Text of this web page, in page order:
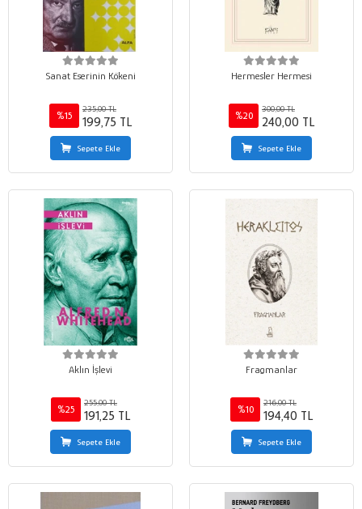
Sanat Eserinin Kökeni
%15
235,00 TL
199,75 TL
Sepete Ekle
Hermesler Hermesi
%20
300,00 TL
240,00 TL
Sepete Ekle
Aklın İşlevi
%25
255,00 TL
191,25 TL
Sepete Ekle
Fragmanlar
%10
216,00 TL
194,40 TL
Sepete Ekle